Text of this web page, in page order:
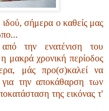
σήμερα ο καθείς μας
από την ενατένιση του
χρονική περίοδος
μάς προ(σ)καλεί να
την αποκάθαρση των
της εικόνας τ'